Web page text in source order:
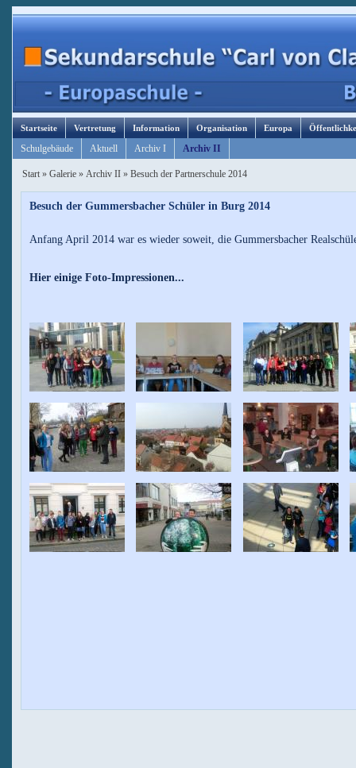
Startseite Vertretung Information Organisation Europa
Schulgebäude Aktuell Archiv I Archiv II
Start» Galerie» Archiv II» Besuch der Partnerschule 2014
Besuch der Gummersbacher Schüler in Burg 2014
Anfang April 2014 war es wieder soweit, die Gummersbacher
Hier einige Foto-Impressionen...